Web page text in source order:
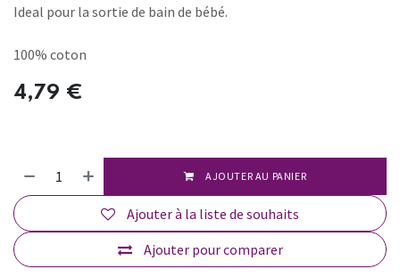
Ideal pour la sortie de bain de bébé.
100% coton
4,79 €
AJOUTER AU PANIER
Ajouter pour comparer
Ajouter à la liste de souhaits